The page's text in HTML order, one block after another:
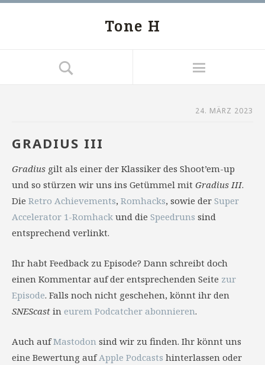
Tone H
24. MÄRZ 2023
GRADIUS III
Gradius gilt als einer der Klassiker des Shoot’em-up
und so stürzen wir uns ins Getümmel mit Gradius III.
Die Retro Achievements, Romhacks, sowie der Super
Accelerator 1-Romhack und die Speedruns sind
entsprechend verlinkt.
Ihr habt Feedback zu Episode? Dann schreibt doch
einen Kommentar auf der entsprechenden Seite zur
Episode. Falls noch nicht geschehen, könnt ihr den
SNEScast in eurem Podcatcher abonnieren.
Auch aufMastodon sind wir zu finden. Ihr könnt uns
eine Bewertung aufApple Podcasts hinterlassen oder